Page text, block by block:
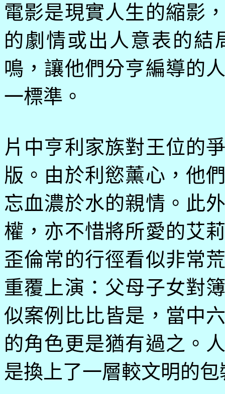
電影是現實人生的縮影
的劇情或出人意表的結
鳴，讓他們分亨編導的
一標準。
片中亨利家族對王位的
版。由於利慾薰心，他
忘血濃於水的親情。此
權，亦不惜將所愛的艾
歪倫常的行徑看似非常
重覆上演：父母子女對
似案例比比皆是，當中
的角色更是猶有過之。
是換上了一層較文明的包